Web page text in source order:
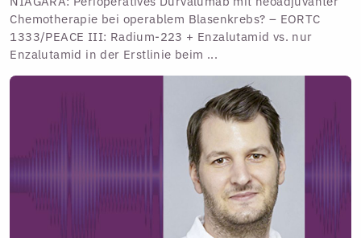
Chemotherapie bei operablem Blasenkrebs? – EORTC
1333/PEACE III: Radium-223 + Enzalutamid vs. nur
Enzalutamid in der Erstlinie beim ...